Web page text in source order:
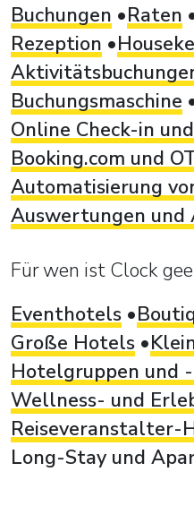
Buchungen
Raten
Rezeption
Buchungsmaschine
Online Check-in
Booking.com und
Automatisierung
Auswertungen und
Für wen ist Clock
Eventhotels
Große Hotels
Hotelgruppen und
Wellness- und
Reiseveranstalter-
Long-Stay und